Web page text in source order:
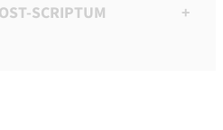
SCRIPTUM +